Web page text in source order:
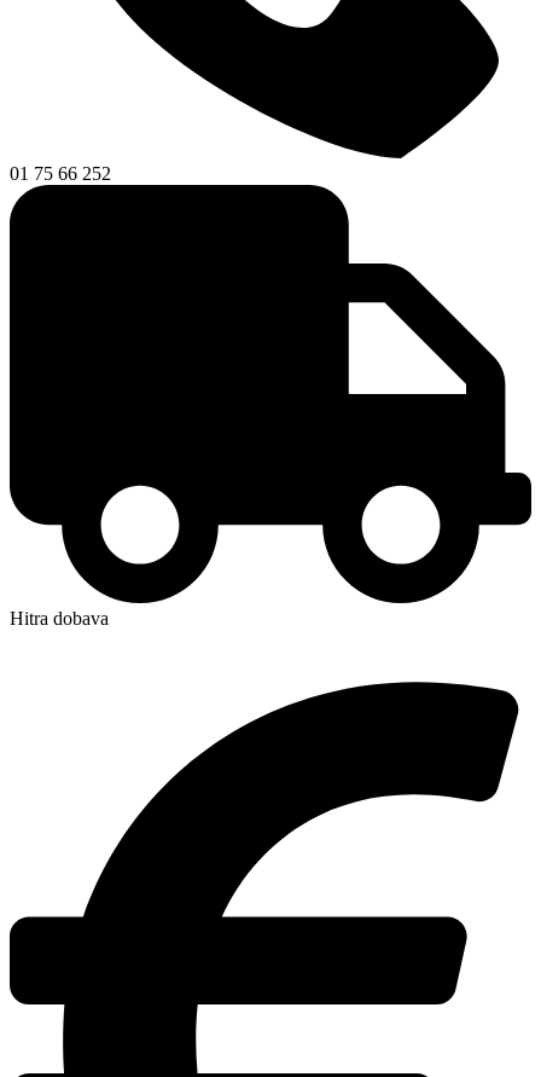
01 75 66 252
Hitra dobava